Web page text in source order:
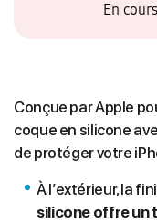
En
Conçue par Apple
coque en silicone
de protéger votre
À l’extérieur, la
silicone offre un